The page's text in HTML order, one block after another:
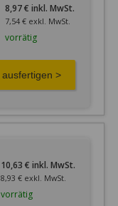
8,97 € inkl. MwSt.
7,54 € exkl. MwSt.
vorrätig
10,63 € inkl. MwSt.
8,93 € exkl. MwSt.
vorrätig